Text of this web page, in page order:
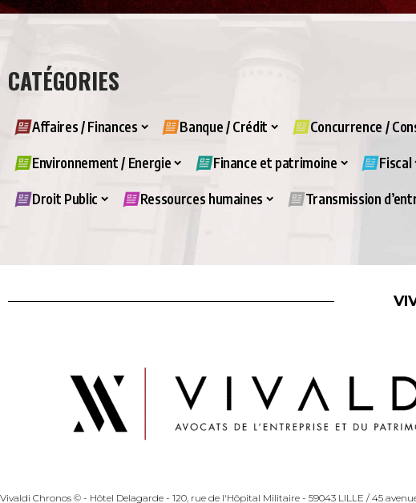
CATÉGORIES
Affaires / Finances Banque / Crédit Concurrence /
Environnement / Energie Finance et patrimoine Fiscal
Droit Public Ressources humaines Transmission
Vivaldi Chronos © - Hôtel Delagarde - 120, rue de l'Hôpital Militaire - 59043 LILLE / 45